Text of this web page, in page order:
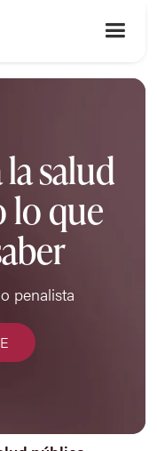
salud
lo que
penalista